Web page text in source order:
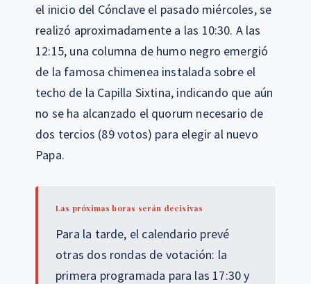
el inicio del Cónclave el pasado miércoles, se
realizó aproximadamente a las 10:30. A las
12:15, una columna de humo negro emergió
de la famosa chimenea instalada sobre el
techo de la Capilla Sixtina, indicando que aún
no se ha alcanzado el quorum necesario de
dos tercios (89 votos) para elegir al nuevo
Papa.
Las próximas horas serán decisivas
Para la tarde, el calendario prevé
otras dos rondas de votación: la
primera programada para las 17:30 y